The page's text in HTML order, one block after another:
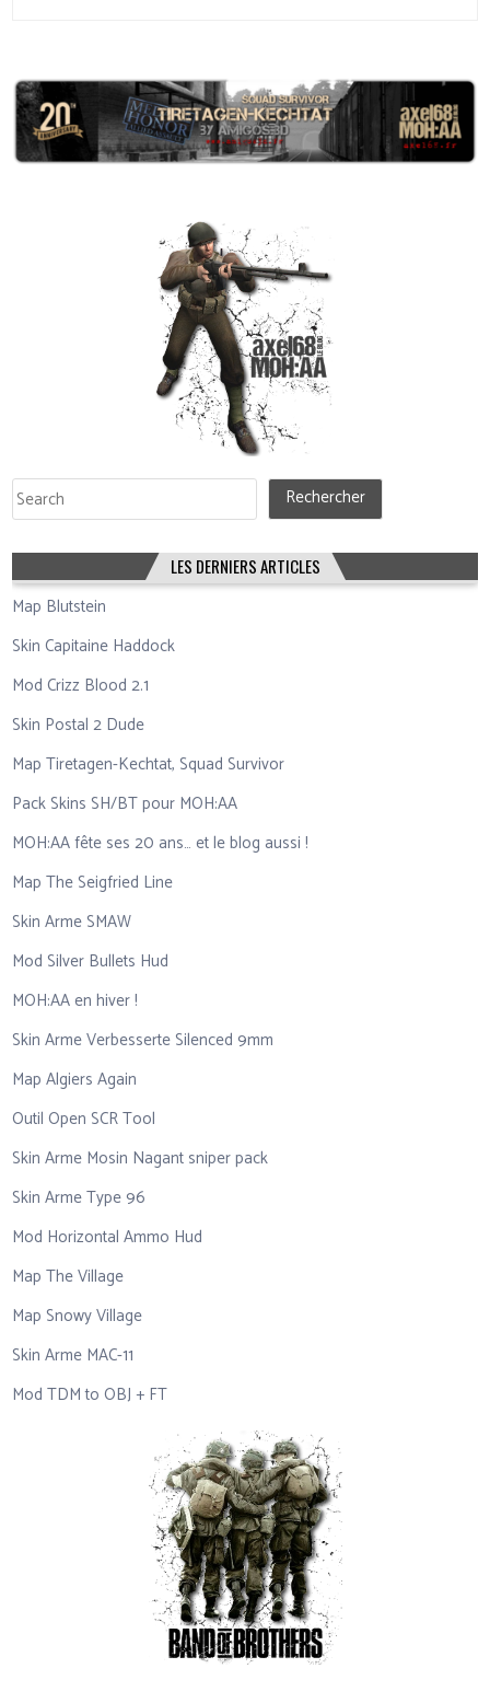
Rechercher Rechercher
LES DERNIERS ARTICLES
Map Blutstein
Skin Capitaine Haddock
Mod Crizz Blood 2.1
Skin Postal 2 Dude
Map Tiretagen-Kechtat, Squad Survivor
Pack Skins SH/BT pour MOH:AA
MOH:AA fête ses 20 ans… et le blog aussi !
Map The Seigfried Line
Skin Arme SMAW
Mod Silver Bullets Hud
MOH:AA en hiver !
Skin Arme Verbesserte Silenced 9mm
Map Algiers Again
Outil Open SCR Tool
Skin Arme Mosin Nagant sniper pack
Skin Arme Type 96
Mod Horizontal Ammo Hud
Map The Village
Map Snowy Village
Skin Arme MAC-11
Mod TDM to OBJ + FT